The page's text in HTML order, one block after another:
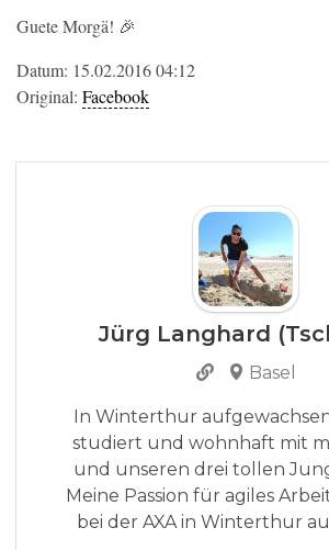
Guete Morgä! 🎉
Datum: 15.02.2016 04:12
Original: Facebook
Jürg Langhard
Basel
In Winterthur
studiert und wohnhaft mit
und unseren drei tollen
Meine Passion für agiles
bei der AXA in Winterthur